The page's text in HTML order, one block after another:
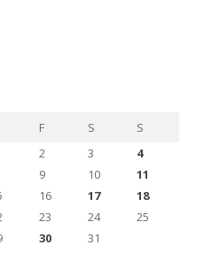
F S
S
2 3
4
9 10
11
16 17
18
23 24
25
30 31